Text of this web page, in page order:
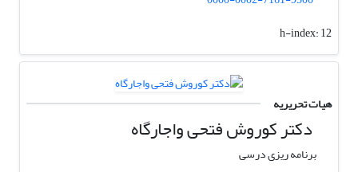
h-index:12
هیات تحریریه
دکتر کوروش فتحی واجارگاه
برنامه ریزی درسی